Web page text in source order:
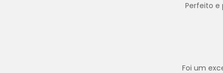
Perfeito e
Foi um